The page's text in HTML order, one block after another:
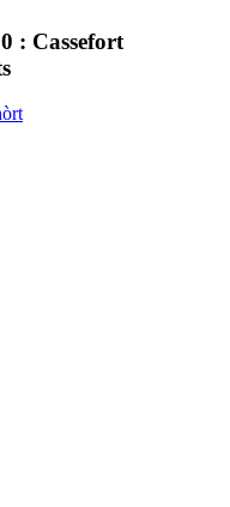
: Cassefort